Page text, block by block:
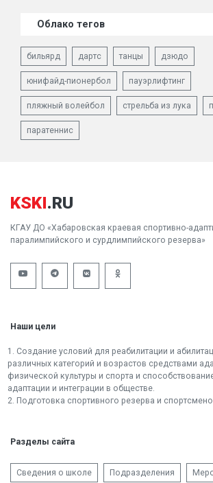
Облако тегов
бильярд дартс танцы дзюдо
юнифайд-пионербол пауэрлифтинг
пляжный волейбол стрельба из лука
паратеннис
KSKI.RU
КГАУ ДО «Хабаровская краевая спортивно-
паралимпийского и сурдлимпийского резерва»
Наши цели
1. Создание условий для реабилитации и
различных категорий и возрастов средствами
физической культуры и спорта и
адаптации и интеграции в обществе.
2. Подготовка спортивного резерва и
Разделы сайта
Сведения о школе Подразделения